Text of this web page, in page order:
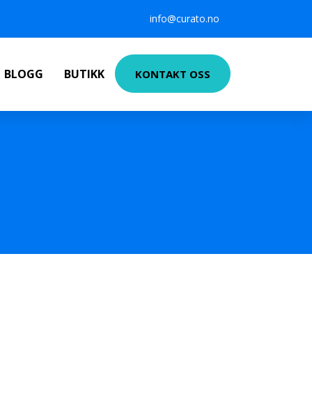
info@curato.no
BLOGG BUTIKK KONTAKT OSS